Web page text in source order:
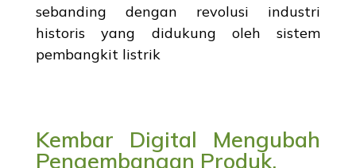
sebanding dengan revolusi industri
historis yang didukung oleh sistem
pembangkit listrik
Kembar Digital Mengubah
Pengembangan Produk.